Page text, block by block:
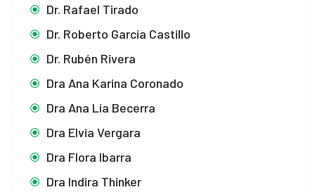
Dr. Rafael Tirado
Dr. Roberto García Castillo
Dr. Rubén Rivera
Dra Ana Karina Coronado
Dra Ana Lía Becerra
Dra Elvia Vergara
Dra Flora Ibarra
Dra Indira Thinker